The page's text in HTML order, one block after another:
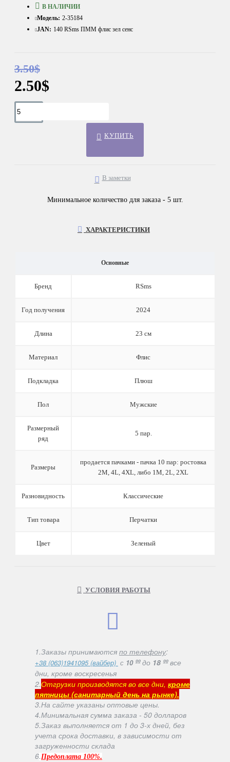
3.50$
2.50$
В НАЛИЧИИ
Модель: 2-35184
JAN: 140 RSms ПММ флис зел сенс
КУПИТЬ
В заметки
Минимальное количество для заказа - 5 шт.
ХАРАКТЕРИСТИКИ
Основные
Бренд RSms
Год получения 2024
Длина 23 см
Материал Флис
Подкладка Плюш
Пол Мужские
Размерный
ряд
5 пар.
Размеры
продается пачками - пачка 10 пар: ростовка
2M, 4L, 4XL, либо 1M, 2L, 2XL
Разновидность Классические
Тип товара Перчатки
Цвет Зеленый
УСЛОВИЯ РАБОТЫ
1.Заказы принимаются по телефону:
+38 (063)1941095 (вайбер) с 10 ººдо 18 ººвсе
дни, кроме воскресенья
2.Отгрузки производятся во все дни, кроме
пятницы (санитарный день на рынке).
3.На сайте указаны оптовые цены.
4.Минимальная сумма заказа - 50 долларов
5.Заказ выполняется от 1 до 3-х дней, без
учета срока доставки, в зависимости от
загруженности склада
6.Предоплата 100%.